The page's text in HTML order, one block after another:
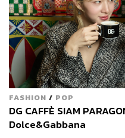
FASHION / POP
DG CAFFÈ SIAM
Dolce&Gabbana